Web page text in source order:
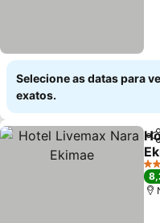
Selecione as datas para
exatos.
2